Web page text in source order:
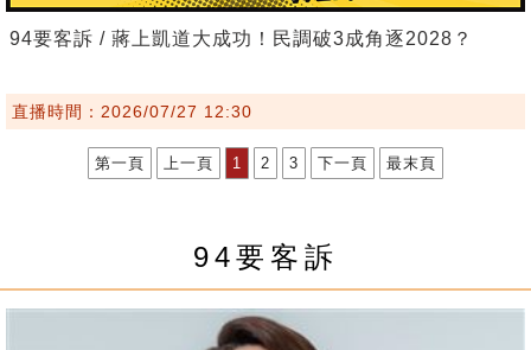
94要客訴 / 蔣上凱道大成功！民調破3成角逐2028？
直播時間：2026/07/27 12:30
第一頁 上一頁 1 2 3 下一頁 最末頁
94要客訴